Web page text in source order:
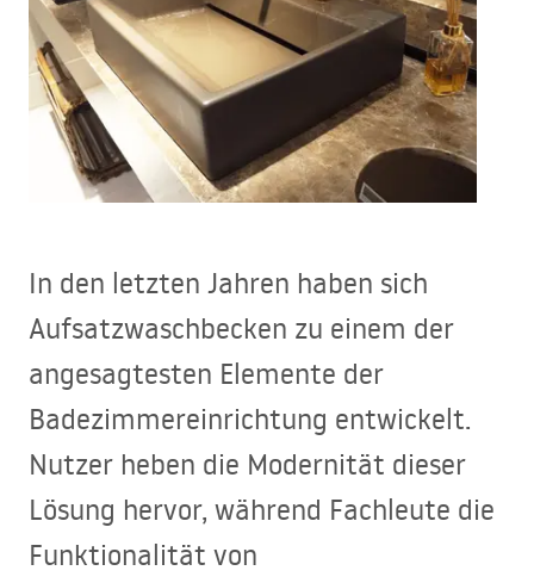
In den letzten Jahren haben sich
Aufsatzwaschbecken zu einem der
angesagtesten Elemente der
Badezimmereinrichtung entwickelt.
Nutzer heben die Modernität dieser
Lösung hervor, während Fachleute die
Funktionalität von